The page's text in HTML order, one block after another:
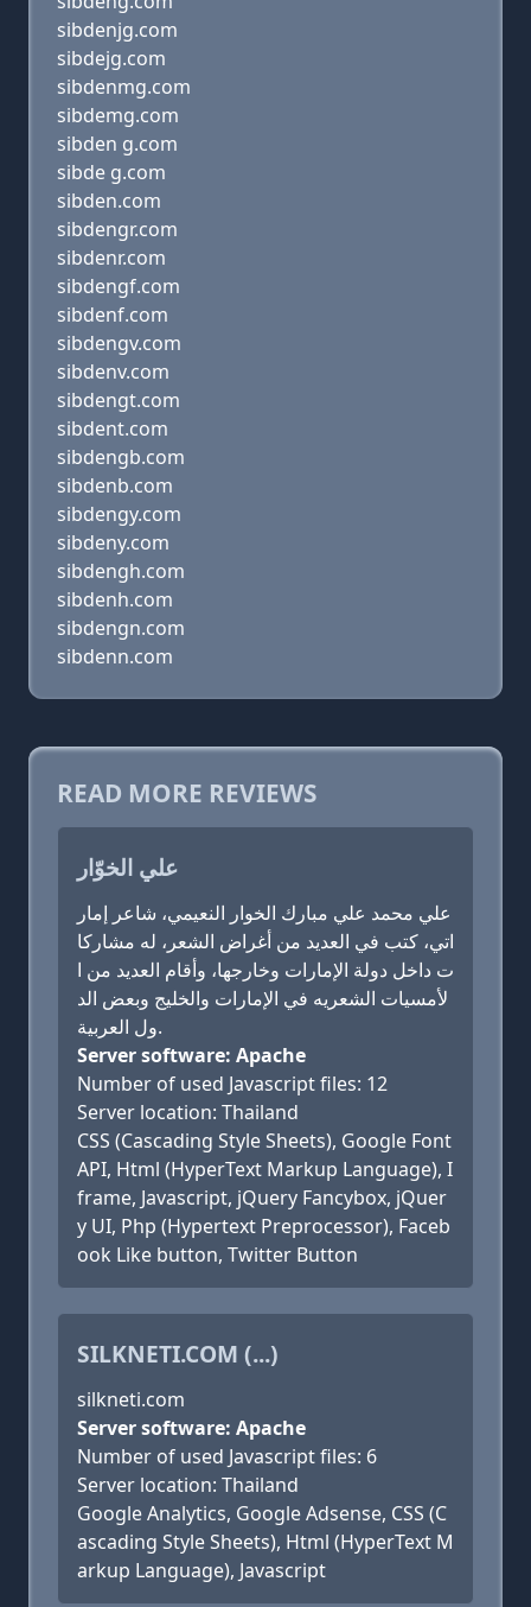
sibdenjg.com
sibdejg.com
sibdenmg.com
sibdemg.com
sibden g.com
sibde g.com
sibden.com
sibdengr.com
sibdenr.com
sibdengf.com
sibdenf.com
sibdengv.com
sibdenv.com
sibdengt.com
sibdent.com
sibdengb.com
sibdenb.com
sibdengy.com
sibdeny.com
sibdengh.com
sibdenh.com
sibdengn.com
sibdenn.com
READ MORE REVIEWS
علي الخوّار
علي محمد علي مبارك الخوار النعيمي، شاعر إمار
اتي، كتب في العديد من أغراض الشعر، له مشاركا
ت داخل دولة الإمارات وخارجها، وأقام العديد من ا
لأمسيات الشعريه في الإمارات والخليج وبعض الد
ول العربية.
Server software: Apache
Number of used Javascript files: 12
Server location: Thailand
CSS (Cascading Style Sheets), Google Font
API, Html (HyperText Markup Language), I
frame, Javascript, jQuery Fancybox, jQuer
y UI, Php (Hypertext Preprocessor), Faceb
ook Like button, Twitter Button
SILKNETI.COM (...)
silkneti.com
Server software: Apache
Number of used Javascript files: 6
Server location: Thailand
Google Analytics, Google Adsense, CSS (C
ascading Style Sheets), Html (HyperText M
arkup Language), Javascript